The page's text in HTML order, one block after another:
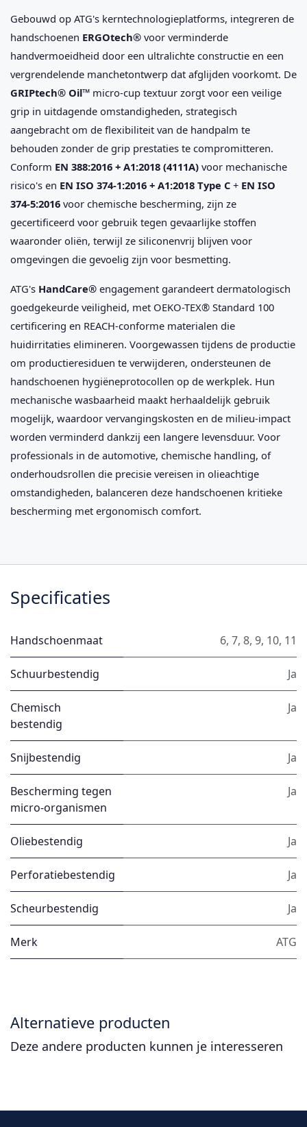
Gebouwd op ATG's kerntechnologieplatforms, integreren de
handschoenen ERGOtech® voor verminderde
handvermoeidheid door een ultralichte constructie en een
vergrendelende manchetontwerp dat afglijden voorkomt. De
GRIPtech® Oil™ micro-cup textuur zorgt voor een veilige
grip in uitdagende omstandigheden, strategisch
aangebracht om de flexibiliteit van de handpalm te
behouden zonder de grip prestaties te compromitteren.
Conform EN 388:2016 + A1:2018 (4111A) voor mechanische
risico's en EN ISO 374-1:2016 + A1:2018 Type C + EN ISO
374-5:2016 voor chemische bescherming, zijn ze
gecertificeerd voor gebruik tegen gevaarlijke stoffen
waaronder oliën, terwijl ze siliconenvrij blijven voor
omgevingen die gevoelig zijn voor besmetting.
ATG's HandCare® engagement garandeert dermatologisch
goedgekeurde veiligheid, met OEKO-TEX® Standard 100
certificering en REACH-conforme materialen die
huidirritaties elimineren. Voorgewassen tijdens de productie
om productieresiduen te verwijderen, ondersteunen de
handschoenen hygiëneprotocollen op de werkplek. Hun
mechanische wasbaarheid maakt herhaaldelijk gebruik
mogelijk, waardoor vervangingskosten en de milieu-impact
worden verminderd dankzij een langere levensduur. Voor
professionals in de automotive, chemische handling, of
onderhoudsrollen die precisie vereisen in olieachtige
omstandigheden, balanceren deze handschoenen kritieke
bescherming met ergonomisch comfort.
Specificaties
Handschoenmaat 6, 7, 8, 9, 10, 11
Schuurbestendig Ja
Chemisch
bestendig
Ja
Snijbestendig Ja
Bescherming tegen
micro-organismen
Ja
Oliebestendig Ja
Perforatiebestendig Ja
Scheurbestendig Ja
Merk ATG
Alternatieve producten
Deze andere producten kunnen je interesseren